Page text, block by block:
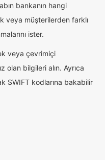
bankanın hangi
veya müşterilerden farklı
ister.
veya çevrimiçi
olan bilgileri alın. Ayrıca
SWIFT kodlarına bakabilir